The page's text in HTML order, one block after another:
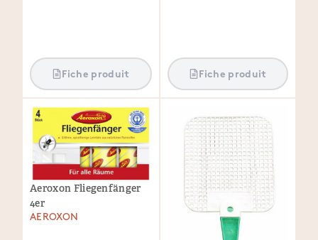
Fiche produit Fiche produit
Aeroxon Fliegenfänger
4er
AEROXON